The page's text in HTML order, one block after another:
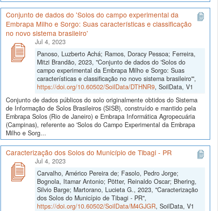
Conjunto de dados do 'Solos do campo experimental da
Embrapa Milho e Sorgo: Suas características e classificação
no novo sistema brasileiro'
Jul 4, 2023
Panoso, Luzberto Achá; Ramos, Doracy Pessoa; Ferreira,
Mitzi Brandão, 2023, "Conjunto de dados do 'Solos do
campo experimental da Embrapa Milho e Sorgo: Suas
características e classificação no novo sistema brasileiro'",
https://doi.org/10.60502/SoilData/DTHNR9, SoilData, V1
Conjunto de dados públicos do solo originalmente obtidos do Sistema
de Informação de Solos Brasileiros (SISB), construído e mantido pela
Embrapa Solos (Rio de Janeiro) e Embrapa Informática Agropecuária
(Campinas), referente ao 'Solos do Campo Experimental da Embrapa
Milho e Sorg...
Caracterização dos Solos do Município de Tibagi - PR
Jul 4, 2023
Carvalho, Américo Pereira de; Fasolo, Pedro Jorge;
Bognola, Itamar Antonio; Pötter, Reinaldo Oscar; Bhering,
Silvio Barge; Martorano, Lucieta G., 2023, "Caracterização
dos Solos do Município de Tibagi - PR",
https://doi.org/10.60502/SoilData/M4GJGR, SoilData, V1